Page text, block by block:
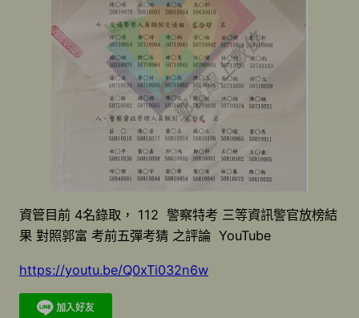
資管目前 4名錄取， 112 警察特考 三等資訊警官放榜結
果 對照郭富 考前五彈考猜 之評論 YouTube
https://youtu.be/Q0xTi032n6w